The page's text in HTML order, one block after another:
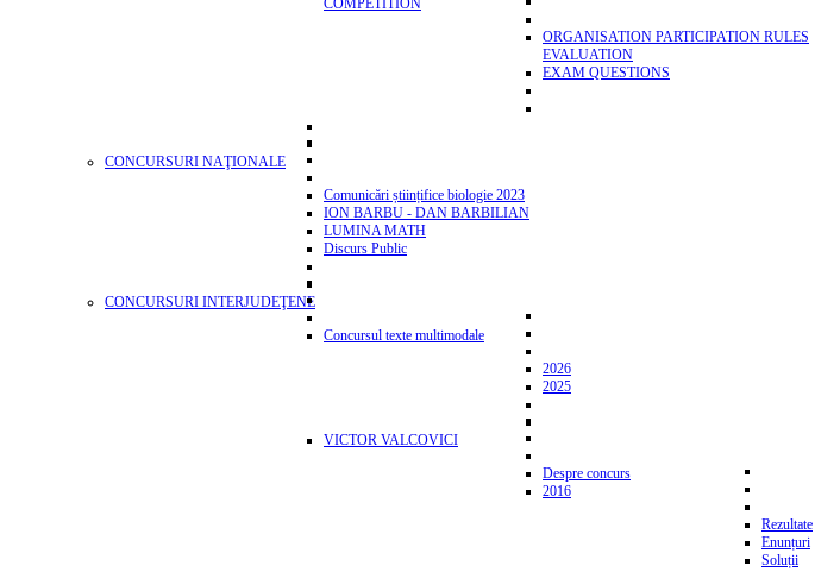
COMPETITION
ORGANISATION PARTICIPATION RULES
EVALUATION
EXAM QUESTIONS
CONCURSURI NAŢIONALE
Comunicări științifice biologie 2023
ION BARBU - DAN BARBILIAN
LUMINA MATH
Discurs Public
CONCURSURI INTERJUDEŢENE
Concursul texte multimodale
2026
2025
VICTOR VALCOVICI
Despre concurs
2016
Rezultate
Enunțuri
Soluții